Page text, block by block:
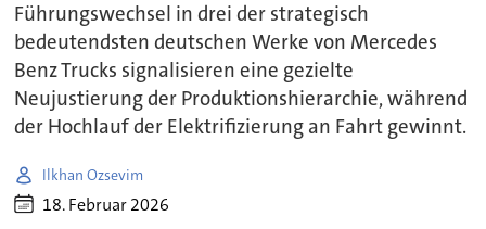
Führungswechsel in drei der strategisch
bedeutendsten deutschen Werke von Mercedes
Benz Trucks signalisieren eine gezielte
Neujustierung der Produktionshierarchie, während
der Hochlauf der Elektrifizierung an Fahrt gewinnt.
Ilkhan Ozsevim
18. Februar 2026